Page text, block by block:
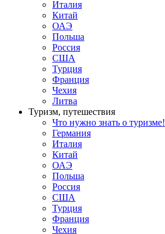
Италия
Китай
ОАЭ
Польша
Россия
США
Турция
Франция
Чехия
Литва
Туризм, путешествия
Что нужно знать о туризме!
Германия
Италия
Китай
ОАЭ
Польша
Россия
США
Турция
Франция
Чехия